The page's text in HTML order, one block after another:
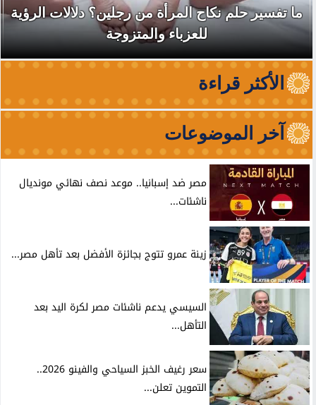
ما تفسير حلم نكاح المرأة من رجلين؟ دلالات الرؤية
للعزباء والمتزوجة
الأكثر قراءة
آخر الموضوعات
مصر ضد إسبانيا.. موعد نصف نهائي مونديال
ناشئات...
زينة عمرو تتوج بجائزة الأفضل بعد تأهل مصر...
السيسي يدعم ناشئات مصر لكرة اليد بعد
التأهل...
سعر رغيف الخبز السياحي والفينو 2026..
التموين تعلن...